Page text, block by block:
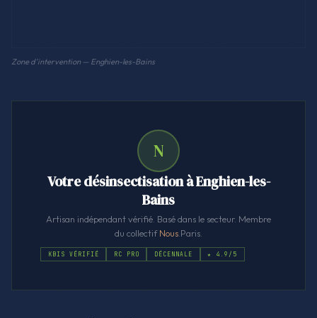
Zone d'intervention — Enghien-les-Bains
N
Votre désinsectisation à Enghien-les-
Bains
Artisan indépendant vérifié. Basé dans le secteur. Membre
du collectifNous.Paris.
KBIS VÉRIFIÉ RC PRO DÉCENNALE ★ 4.9/5